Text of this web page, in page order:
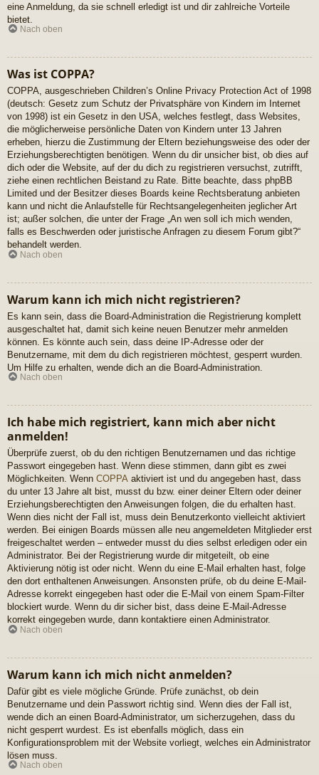
eine Anmeldung, da sie schnell erledigt ist und dir zahlreiche Vorteile
bietet.
Nach oben
Was ist COPPA?
COPPA, ausgeschrieben Children’s Online Privacy Protection Act of 1998
(deutsch: Gesetz zum Schutz der Privatsphäre von Kindern im Internet
von 1998) ist ein Gesetz in den USA, welches festlegt, dass Websites,
die möglicherweise persönliche Daten von Kindern unter 13 Jahren
erheben, hierzu die Zustimmung der Eltern beziehungsweise des oder der
Erziehungsberechtigten benötigen. Wenn du dir unsicher bist, ob dies auf
dich oder die Website, auf der du dich zu registrieren versuchst, zutrifft,
ziehe einen rechtlichen Beistand zu Rate. Bitte beachte, dass phpBB
Limited und der Besitzer dieses Boards keine Rechtsberatung anbieten
kann und nicht die Anlaufstelle für Rechtsangelegenheiten jeglicher Art
ist; außer solchen, die unter der Frage „An wen soll ich mich wenden,
falls es Beschwerden oder juristische Anfragen zu diesem Forum gibt?“
behandelt werden.
Nach oben
Warum kann ich mich nicht registrieren?
Es kann sein, dass die Board-Administration die Registrierung komplett
ausgeschaltet hat, damit sich keine neuen Benutzer mehr anmelden
können. Es könnte auch sein, dass deine IP-Adresse oder der
Benutzername, mit dem du dich registrieren möchtest, gesperrt wurden.
Um Hilfe zu erhalten, wende dich an die Board-Administration.
Nach oben
Ich habe mich registriert, kann mich aber nicht
anmelden!
Überprüfe zuerst, ob du den richtigen Benutzernamen und das richtige
Passwort eingegeben hast. Wenn diese stimmen, dann gibt es zwei
Möglichkeiten. Wenn COPPA aktiviert ist und du angegeben hast, dass
du unter 13 Jahre alt bist, musst du bzw. einer deiner Eltern oder deiner
Erziehungsberechtigten den Anweisungen folgen, die du erhalten hast.
Wenn dies nicht der Fall ist, muss dein Benutzerkonto vielleicht aktiviert
werden. Bei einigen Boards müssen alle neu angemeldeten Mitglieder erst
freigeschaltet werden – entweder musst du dies selbst erledigen oder ein
Administrator. Bei der Registrierung wurde dir mitgeteilt, ob eine
Aktivierung nötig ist oder nicht. Wenn du eine E-Mail erhalten hast, folge
den dort enthaltenen Anweisungen. Ansonsten prüfe, ob du deine E-Mail-
Adresse korrekt eingegeben hast oder die E-Mail von einem Spam-Filter
blockiert wurde. Wenn du dir sicher bist, dass deine E-Mail-Adresse
korrekt eingegeben wurde, dann kontaktiere einen Administrator.
Nach oben
Warum kann ich mich nicht anmelden?
Dafür gibt es viele mögliche Gründe. Prüfe zunächst, ob dein
Benutzername und dein Passwort richtig sind. Wenn dies der Fall ist,
wende dich an einen Board-Administrator, um sicherzugehen, dass du
nicht gesperrt wurdest. Es ist ebenfalls möglich, dass ein
Konfigurationsproblem mit der Website vorliegt, welches ein Administrator
lösen muss.
Nach oben